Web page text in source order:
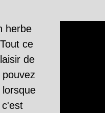
herbe
ce
de
c'est